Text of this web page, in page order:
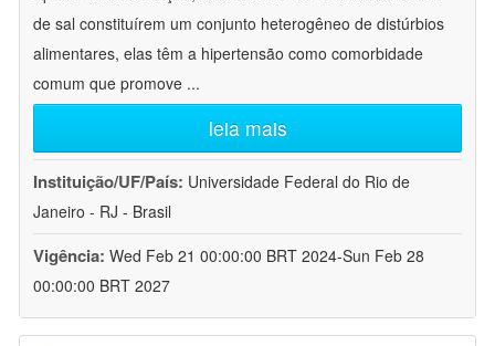
de sal constituírem um conjunto heterogêneo de distúrbios
alimentares, elas têm a hipertensão como comorbidade
comum que promove ...
leia mais
Instituição/UF/País: Universidade Federal do Rio de
Janeiro - RJ - Brasil
Vigência: Wed Feb 21 00:00:00 BRT 2024-Sun Feb 28
00:00:00 BRT 2027